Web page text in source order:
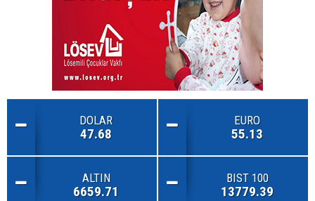
DOLAR
47.68
EURO
55.13
ALTIN
6659.71
BIST 100
13779.39